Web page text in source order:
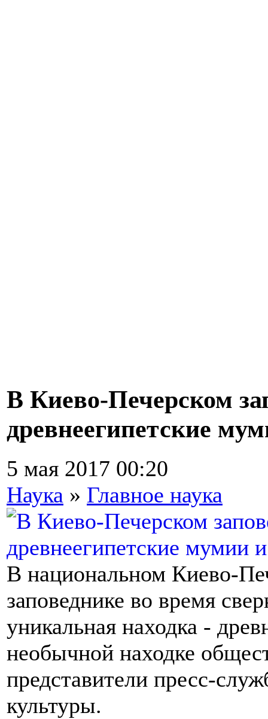
В Киево-Печерском
древнеегипетские
5 мая 2017 00:20
Наука » Главное наука
В национальном Киево-
заповеднике во время
уникальная находка -
необычной находке
представители пресс-
культуры.